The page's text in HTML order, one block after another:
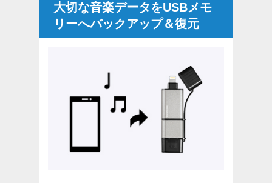
大切な音楽データをUSBメモ
リーへバックアップ＆復元